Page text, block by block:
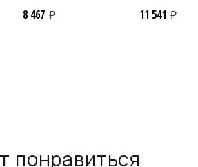
8 467 i 11 541 i
понравиться